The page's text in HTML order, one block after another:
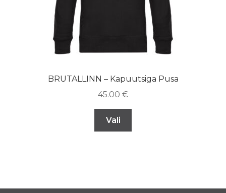
BRUTALLINN – Kapuutsiga Pusa
45.00 €
Vali